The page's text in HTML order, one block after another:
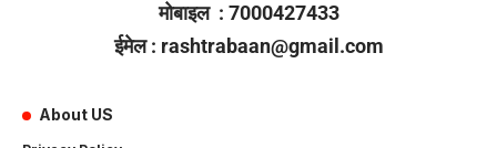
मोबाइल : 7000427433
ईमेल : rashtrabaan@gmail.com
About US